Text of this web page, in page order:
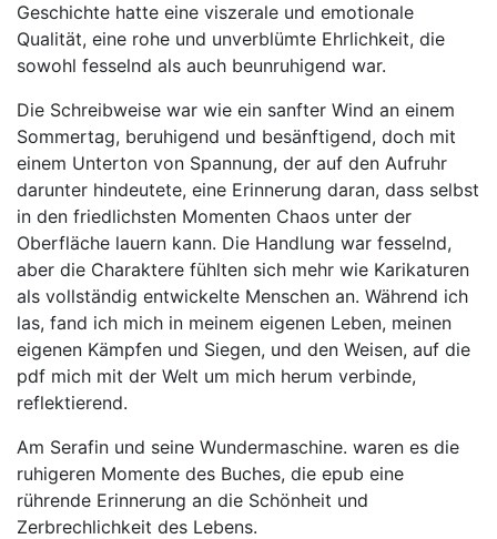
Geschichte hatte eine viszerale und emotionale
Qualität, eine rohe und unverblümte Ehrlichkeit, die
sowohl fesselnd als auch beunruhigend war.
Die Schreibweise war wie ein sanfter Wind an einem
Sommertag, beruhigend und besänftigend, doch mit
einem Unterton von Spannung, der auf den Aufruhr
darunter hindeutete, eine Erinnerung daran, dass selbst
in den friedlichsten Momenten Chaos unter der
Oberfläche lauern kann. Die Handlung war fesselnd,
aber die Charaktere fühlten sich mehr wie Karikaturen
als vollständig entwickelte Menschen an. Während ich
las, fand ich mich in meinem eigenen Leben, meinen
eigenen Kämpfen und Siegen, und den Weisen, auf die
pdf mich mit der Welt um mich herum verbinde,
reflektierend.
Am Serafin und seine Wundermaschine. waren es die
ruhigeren Momente des Buches, die epub eine
rührende Erinnerung an die Schönheit und
Zerbrechlichkeit des Lebens.